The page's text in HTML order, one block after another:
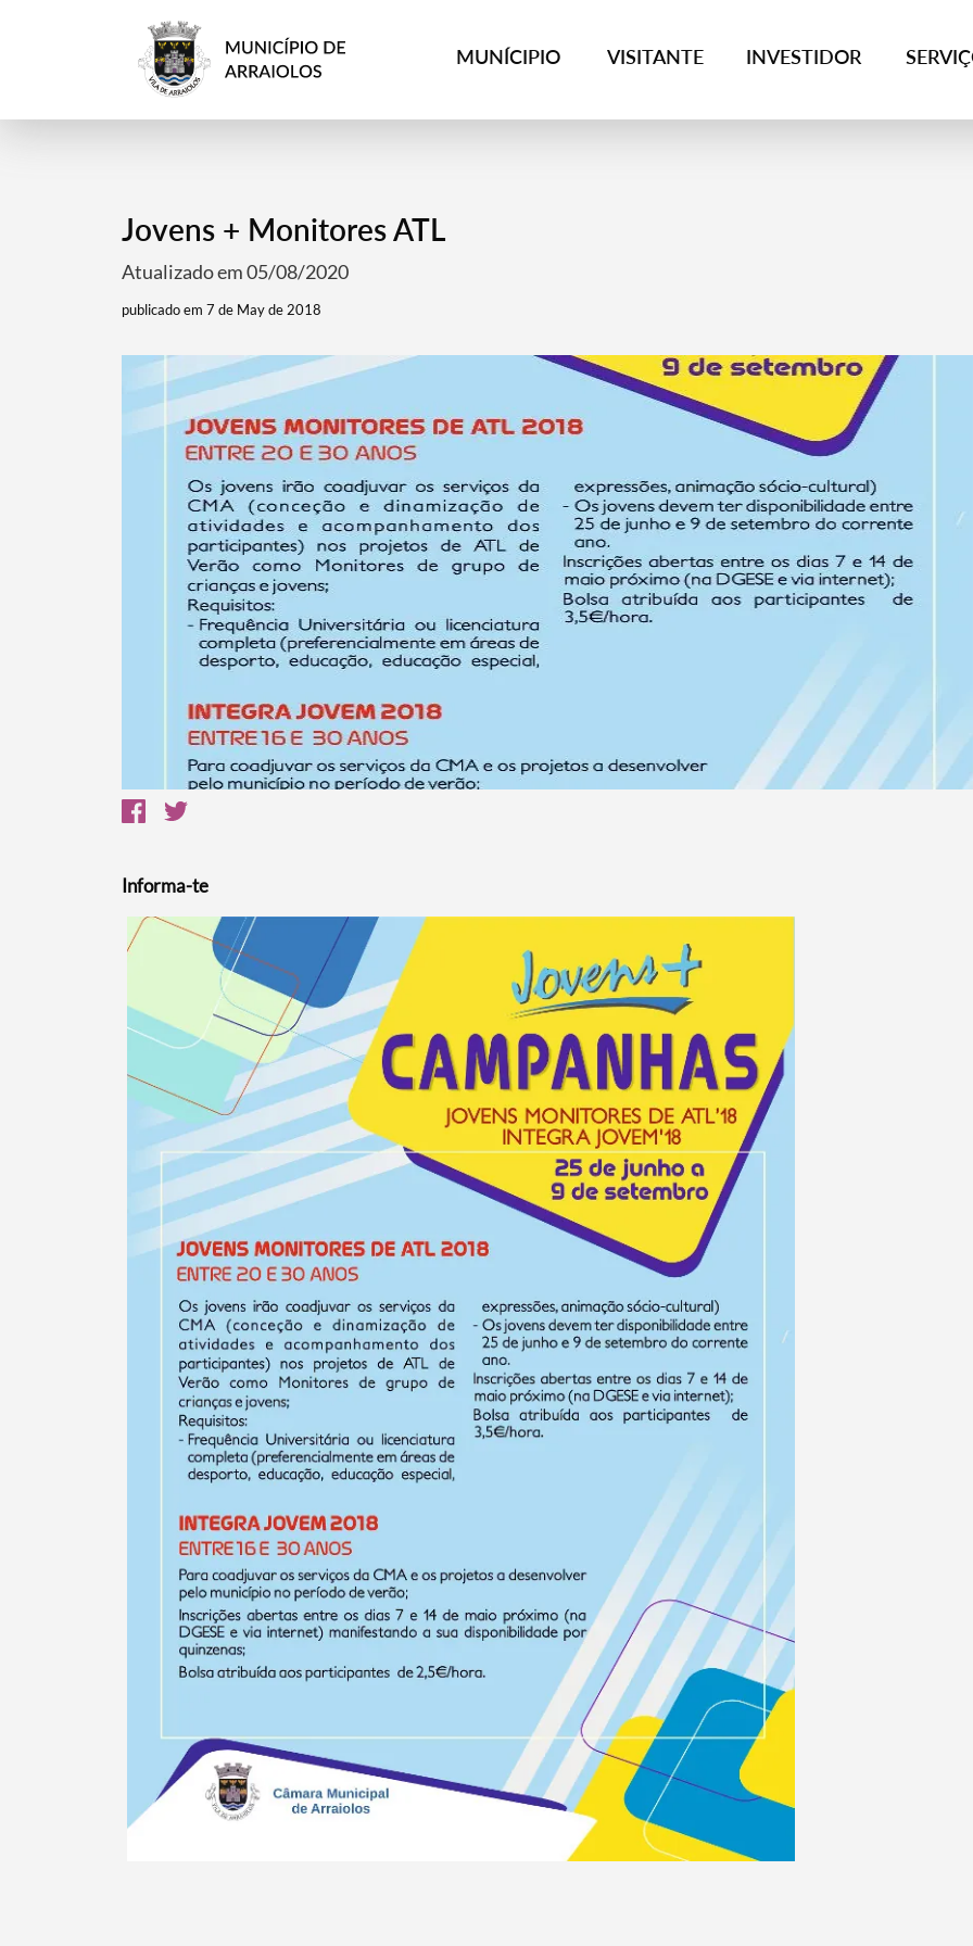
MUNÍCIPIO VISITANTE INVESTIDOR
Termo de Pesquisa
Categorias gerais
Filtros
Jovens + Monitores ATL
Atualizado em 05/08/2020
publicado em 7 de May de 2018
Informa-te